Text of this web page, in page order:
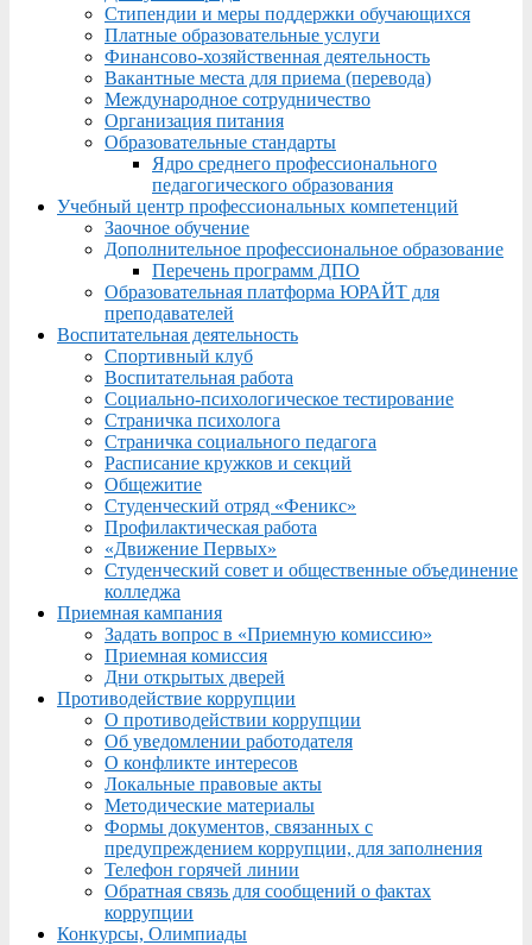
Стипендии и меры поддержки обучающихся
Платные образовательные услуги
Финансово-хозяйственная деятельность
Вакантные места для приема (перевода)
Международное сотрудничество
Организация питания
Образовательные стандарты
Ядро среднего профессионального
педагогического образования
Учебный центр профессиональных компетенций
Заочное обучение
Дополнительное профессиональное образование
Перечень программ ДПО
Образовательная платформа ЮРАЙТ для
преподавателей
Воспитательная деятельность
Спортивный клуб
Воспитательная работа
Социально-психологическое тестирование
Страничка психолога
Страничка социального педагога
Расписание кружков и секций
Общежитие
Студенческий отряд «Феникс»
Профилактическая работа
«Движение Первых»
Студенческий совет и общественные объединение
колледжа
Приемная кампания
Задать вопрос в «Приемную комиссию»
Приемная комиссия
Дни открытых дверей
Противодействие коррупции
О противодействии коррупции
Об уведомлении работодателя
О конфликте интересов
Локальные правовые акты
Методические материалы
Формы документов, связанных с
предупреждением коррупции, для заполнения
Телефон горячей линии
Обратная связь для сообщений о фактах
коррупции
Конкурсы, Олимпиады